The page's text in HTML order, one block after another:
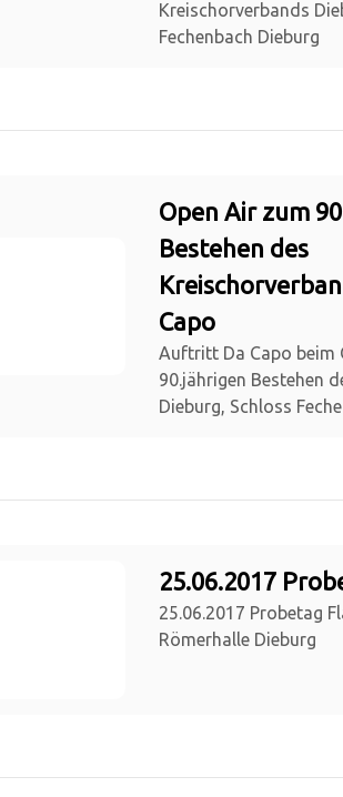
Kreischorverbands
Fechenbach Dieburg
Open Air zum
Bestehen des
Capo
Auftritt Da Capo beim
90.jährigen Bestehen
Dieburg, Schloss
25.06.2017
25.06.2017 Probetag
Römerhalle Dieburg